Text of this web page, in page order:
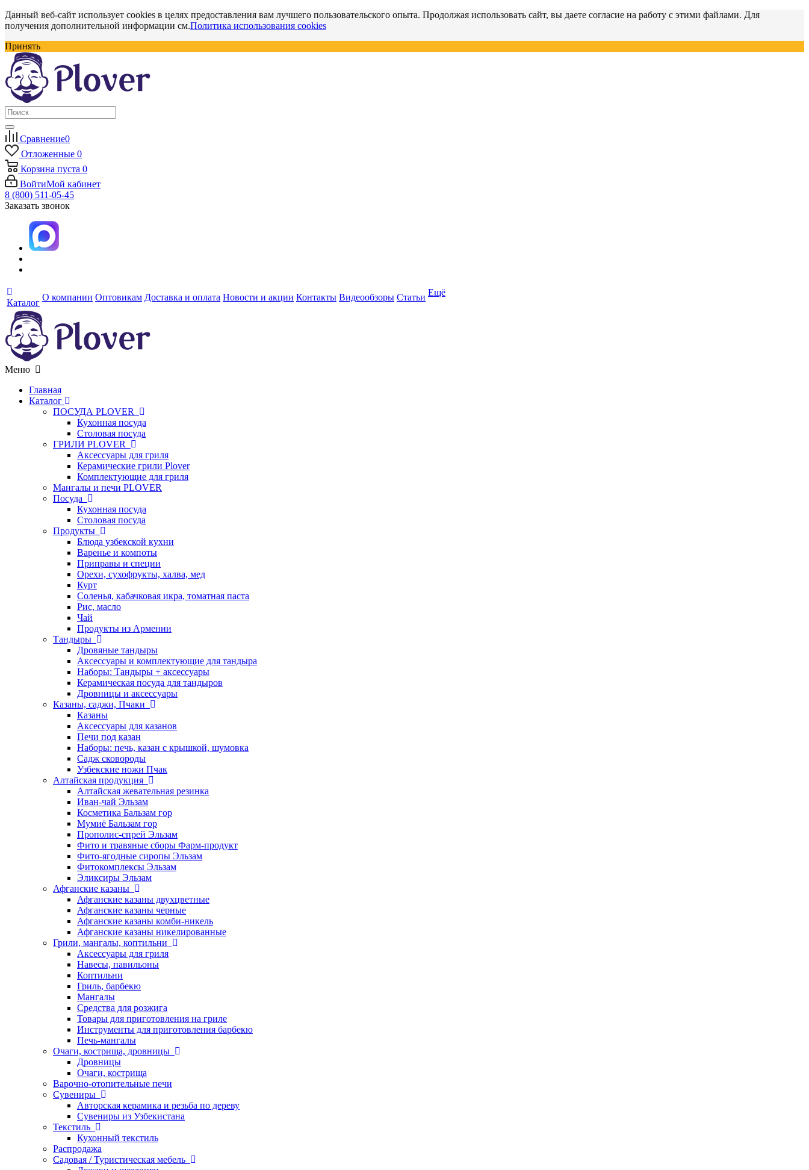
Данный веб-сайт использует cookies в целях предоставления вам лучшего пользовательского опыта. Продолжая использовать сайт, вы даете согласие на работу с этими файлами. Для
получения дополнительной информации см.Политика использования cookies
Принять
Сравнение0
Отложенные 0
Корзина пуста 0
ВойтиМой кабинет
8 (800) 511-05-45
Заказать звонок
Каталог
О компании Оптовикам Доставка и оплата Новости и акции Контакты Видеообзоры Статьи Ещё
Меню
Главная
Каталог
ПОСУДА PLOVER
Кухонная посуда
Столовая посуда
ГРИЛИ PLOVER
Аксессуары для гриля
Керамические грили Plover
Комплектующие для гриля
Мангалы и печи PLOVER
Посуда
Кухонная посуда
Столовая посуда
Продукты
Блюда узбекской кухни
Варенье и компоты
Приправы и специи
Орехи, сухофрукты, халва, мед
Курт
Соленья, кабачковая икра, томатная паста
Рис, масло
Чай
Продукты из Армении
Тандыры
Дровяные тандыры
Аксессуары и комплектующие для тандыра
Наборы: Тандыры + аксессуары
Керамическая посуда для тандыров
Дровницы и аксессуары
Казаны, саджи, Пчаки
Казаны
Аксессуары для казанов
Печи под казан
Наборы: печь, казан с крышкой, шумовка
Садж сковороды
Узбекские ножи Пчак
Алтайская продукция
Алтайская жевательная резинка
Иван-чай Эльзам
Косметика Бальзам гор
Мумиё Бальзам гор
Прополис-спрей Эльзам
Фито и травяные сборы Фарм-продукт
Фито-ягодные сиропы Эльзам
Фитокомплексы Эльзам
Эликсиры Эльзам
Афганские казаны
Афганские казаны двухцветные
Афганские казаны черные
Афганские казаны комби-никель
Афганские казаны никелированные
Грили, мангалы, коптильни
Аксессуары для гриля
Навесы, павильоны
Коптильни
Гриль, барбекю
Мангалы
Средства для розжига
Товары для приготовления на гриле
Инструменты для приготовления барбекю
Печь-мангалы
Очаги, кострища, дровницы
Дровницы
Очаги, кострища
Варочно-отопительные печи
Сувениры
Авторская керамика и резьба по дереву
Сувениры из Узбекистана
Текстиль
Кухонный текстиль
Распродажа
Садовая / Туристическая мебель